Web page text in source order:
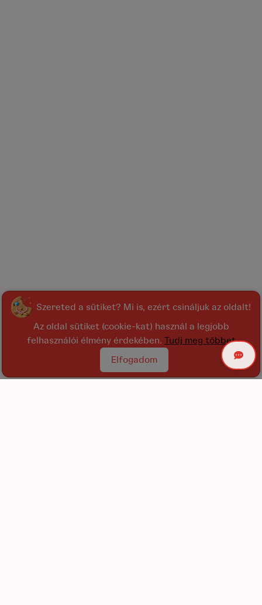
Szereted a sütiket? Mi is, ezért csináljuk az oldalt!
Az oldal sütiket (cookie-kat) használ a legjobb
felhasználói élmény érdekében. Tudj meg többet
Elfogadom